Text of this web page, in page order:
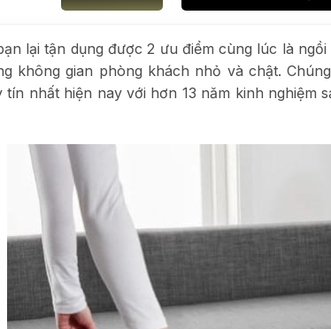
lại tận dụng được 2 ưu điểm cùng lúc là
không gian phòng khách nhỏ và chật.
nhất hiện nay với hơn 13 năm kinh